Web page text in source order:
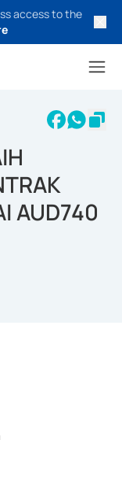
access to the
AUD740